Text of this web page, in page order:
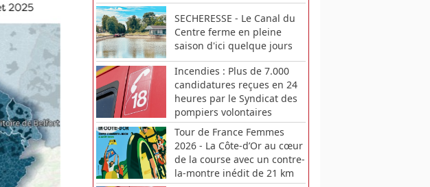
SECHERESSE - Le Canal du
Centre ferme en pleine
saison d'ici quelque jours
Incendies : Plus de 7.000
candidatures reçues en 24
heures par le Syndicat des
pompiers volontaires
Tour de France Femmes
2026 - La Côte-d’Or au cœur
de la course avec un contre-
la-montre inédit de 21 km